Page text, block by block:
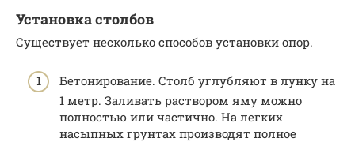
Установка столбов
Существует несколько способов установки опор.
Бетонирование. Столб углубляют в лунку на
1 метр. Заливать раствором яму можно
полностью или частично. На легких
насыпных грунтах производят полное